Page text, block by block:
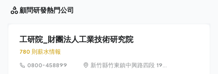
顧問研發熱門公司
工研院_財團法人工業技術研究院
780 則薪水情報
0800-458899
新竹縣竹東鎮中興路四段 195